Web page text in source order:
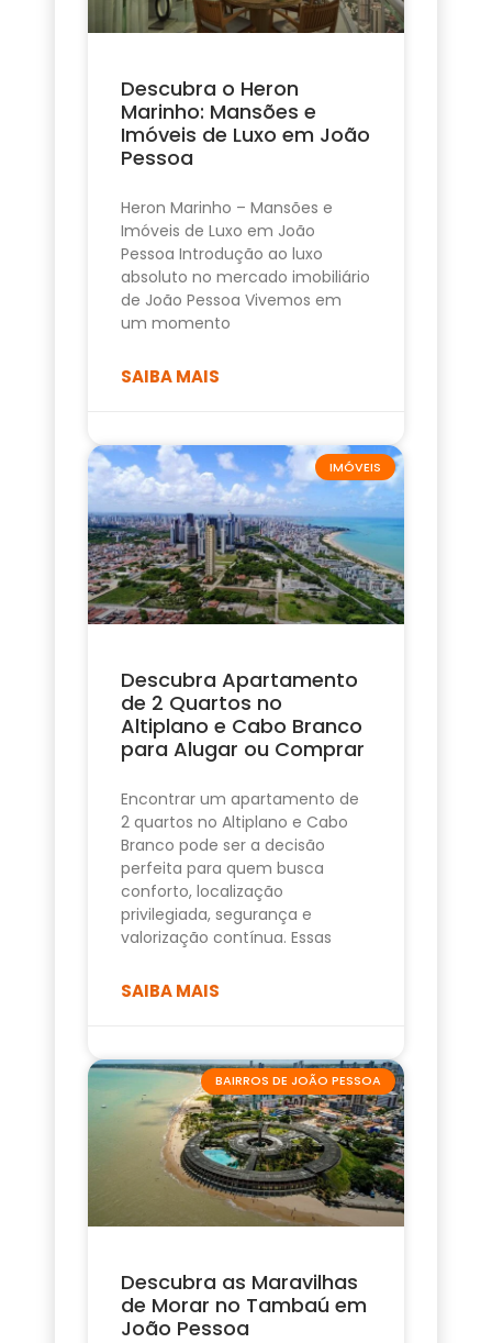
Descubra o Heron
Marinho: Mansões e
Imóveis de Luxo em João
Pessoa
Heron Marinho – Mansões e
Imóveis de Luxo em João
Pessoa Introdução ao luxo
absoluto no mercado imobiliário
de João Pessoa Vivemos em
um momento
SAIBA MAIS
IMÓVEIS
Descubra Apartamento
de 2 Quartos no
Altiplano e Cabo Branco
para Alugar ou Comprar
Encontrar um apartamento de
2 quartos no Altiplano e Cabo
Branco pode ser a decisão
perfeita para quem busca
conforto, localização
privilegiada, segurança e
valorização contínua. Essas
SAIBA MAIS
BAIRROS DE JOÃO PESSOA
Descubra as Maravilhas
de Morar no Tambaú em
João Pessoa